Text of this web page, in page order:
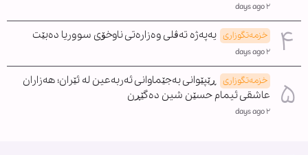
٢ days ago
خزمەتگوزاری یەپەژە تەڤلی وەزارەتی ناوخۆی سووریا دەبێت
٢ days ago
خزمەتگوزاری
ڕێپێوانی بەجێماوانی ئەربەعین لە ئێران؛ هەزاران
عاشقی ئیمام حسێن شین دەگێڕن
٢ days ago